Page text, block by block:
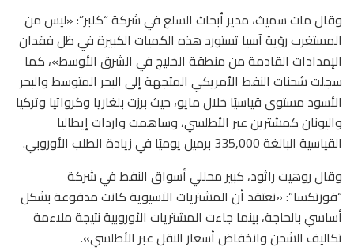
وقال مات سميث، مدير أبحاث السلع في شركة “كلبر”: «ليس من
المستغرب رؤية آسيا تستورد هذه الكميات الكبيرة في ظل فقدان
الإمدادات القادمة من منطقة الخليج في الشرق الأوسط»، كما
سجلت شحنات النفط الأمريكي المتجهة إلى البحر المتوسط والبحر
الأسود مستوى قياسيًا خلال مايو، حيث برزت بلغاريا وكرواتيا وتركيا
واليونان كمشترين عبر الأطلسي، وساهمت واردات إيطاليا
القياسية البالغة 335,000 برميل يوميًا في زيادة الطلب الأوروبي.
وقال روهيت راثود، كبير محللي أسواق النفط في شركة
“فورتكسا”: «نعتقد أن المشتريات الآسيوية كانت مدفوعة بشكل
أساسي بالحاجة، بينما جاءت المشتريات الأوروبية نتيجة ملاءمة
تكاليف الشحن وانخفاض أسعار النقل عبر الأطلسي».